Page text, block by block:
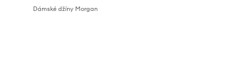
Dámské džíny Morgan